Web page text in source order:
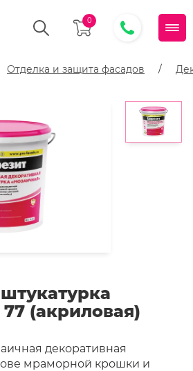
0
Отделка и защита фасадов
(акриловая)
декоративная
мраморной крошки и